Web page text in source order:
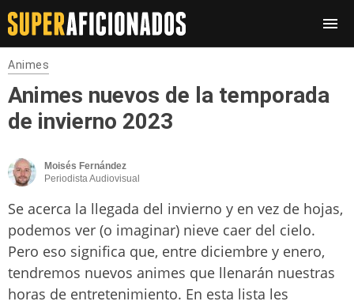
Animes
Animes nuevos de la temporada
de invierno 2023
Moisés Fernández
Periodista Audiovisual
Se acerca la llegada del invierno y en vez de hojas,
podemos ver (o imaginar) nieve caer del cielo.
Pero eso significa que, entre diciembre y enero,
tendremos nuevos animes que llenarán nuestras
horas de entretenimiento. En esta lista les